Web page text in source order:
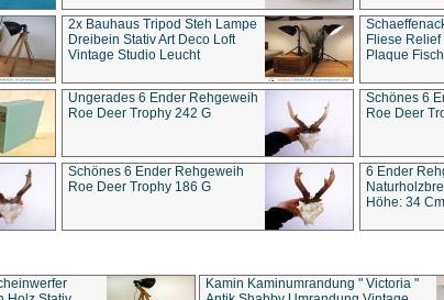
2x Bauhaus Tripod Steh Lampe
Dreibein Stativ Art Deco Loft
Vintage Studio Leucht
Fliese Relief
Plaque Fisch
Ungerades 6 Ender Rehgeweih
Roe Deer Trophy 242 G
Schönes 6
Roe Deer
Schönes 6 Ender Rehgeweih
Roe Deer Trophy 186 G
6 Ender
Höhe: 34 Cm
Kamin Kaminumrandung " Victoria "